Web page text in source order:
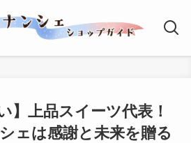
】上品スイーツ代表！
ェは感謝と未来を贈る